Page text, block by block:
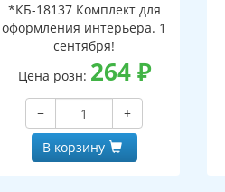
*КБ-18137 Комплект для
оформления интерьера. 1
сентября!
Цена розн: 264₽
−
+
В корзину